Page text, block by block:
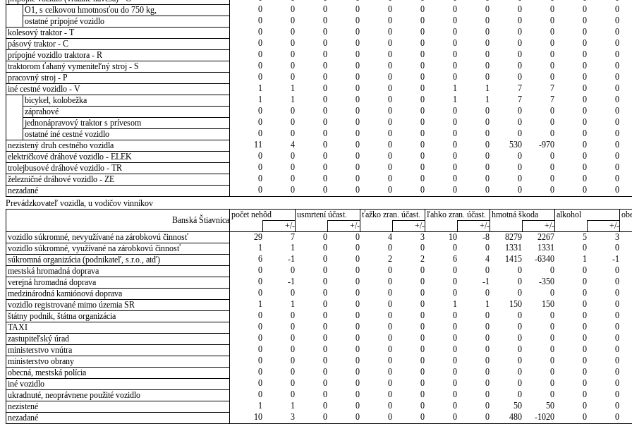
O1, s celkovou hmotnosťou do 750 kg,
0 0 0 0 0 0 0 0 0 0 0 0
ostatné prípojné vozidlo
0 0 0 0 0 0 0 0 0 0 0 0
kolesový traktor - T
0 0 0 0 0 0 0 0 0 0 0 0
pásový traktor - C
0 0 0 0 0 0 0 0 0 0 0 0
prípojné vozidlo traktora - R
0 0 0 0 0 0 0 0 0 0 0 0
traktorom ťahaný vymeniteľný stroj - S
0 0 0 0 0 0 0 0 0 0 0 0
pracovný stroj - P
0 0 0 0 0 0 0 0 0 0 0 0
iné cestné vozidlo - V
1 1 0 0 0 0 1 1 7 7 0 0
bicykel, kolobežka
1 1 0 0 0 0 1 1 7 7 0 0
záprahové
0 0 0 0 0 0 0 0 0 0 0 0
jednonápravový traktor s prívesom
0 0 0 0 0 0 0 0 0 0 0 0
ostatné iné cestné vozidlo
0 0 0 0 0 0 0 0 0 0 0 0
nezistený druh cestného vozidla
11 4 0 0 0 0 0 0 530 -970 0 0
električkové dráhové vozidlo - ELEK
0 0 0 0 0 0 0 0 0 0 0 0
trolejbusové dráhové vozidlo - TR
0 0 0 0 0 0 0 0 0 0 0 0
železničné dráhové vozidlo - ZE
0 0 0 0 0 0 0 0 0 0 0 0
nezadané
0 0 0 0 0 0 0 0 0 0 0 0
Prevádzkovateľ vozidla, u vodičov vinníkov
Banská Štiavnica
počet nehôd usmrtení účast. ťažko zran. účast. ľahko zran. účast. hmotná škoda alkohol
+/-
+/- +/- +/- +/- +/-
vozidlo súkromné, nevyužívané na zárobkovú činnosť
29 7 0 0 4 3 10 -8 8279 2267 5 3
vozidlo súkromné, využívané na zárobkovú činnosť
1 1 0 0 0 0 0 0 1331 1331 0 0
súkromná organizácia (podnikateľ, s.r.o., atď)
6 -1 0 0 2 2 6 4 1415 -6340 1 -1
mestská hromadná doprava
0 0 0 0 0 0 0 0 0 0 0 0
verejná hromadná doprava
0 -1 0 0 0 0 0 -1 0 -350 0 0
medzinárodná kamiónová doprava
0 0 0 0 0 0 0 0 0 0 0 0
vozidlo registrované mimo územia SR
1 1 0 0 0 0 1 1 150 150 0 0
štátny podnik, štátna organizácia
0 0 0 0 0 0 0 0 0 0 0 0
TAXI
0 0 0 0 0 0 0 0 0 0 0 0
zastupiteľský úrad
0 0 0 0 0 0 0 0 0 0 0 0
ministerstvo vnútra
0 0 0 0 0 0 0 0 0 0 0 0
ministerstvo obrany
0 0 0 0 0 0 0 0 0 0 0 0
obecná, mestská polícia
0 0 0 0 0 0 0 0 0 0 0 0
iné vozidlo
0 0 0 0 0 0 0 0 0 0 0 0
ukradnuté, neoprávnene použité vozidlo
0 0 0 0 0 0 0 0 0 0 0 0
nezistené
1 1 0 0 0 0 0 0 50 50 0 0
nezadané
10 3 0 0 0 0 0 0 480 -1020 0 0